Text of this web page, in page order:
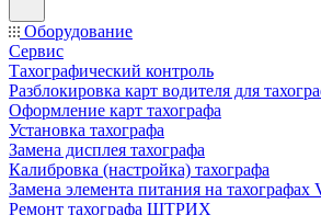
Оборудование
Сервис
Тахографический контроль
Разблокировка карт водителя для
Оформление карт тахографа
Установка тахографа
Замена дисплея тахографа
Калибровка (настройка) тахографа
Замена элемента питания на
Ремонт тахографа ШТРИХ